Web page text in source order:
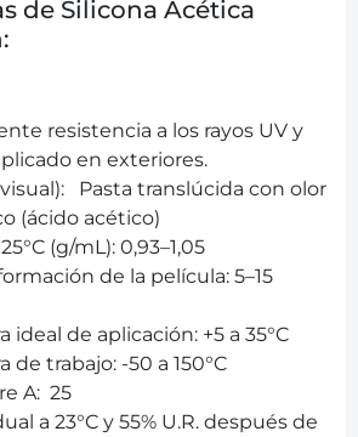
de Silicona Acética
resistencia a los rayos UV y
en exteriores.
Pasta translúcida con olor
(ácido acético)
(g/mL): 0,93–1,05
de la película: 5–15
ideal de aplicación: +5 a 35°C
de trabajo: -50 a 150°C
A: 25
a 23°C y 55% U.R. después de